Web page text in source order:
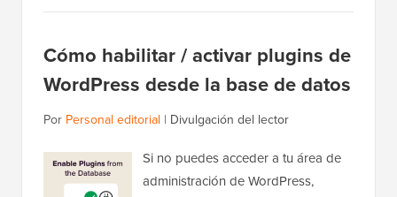
Cómo habilitar / activar plugins de
WordPress desde la base de datos
Por Personal editorial | Divulgación del lector
Si no puedes acceder a tu área de
administración de WordPress,